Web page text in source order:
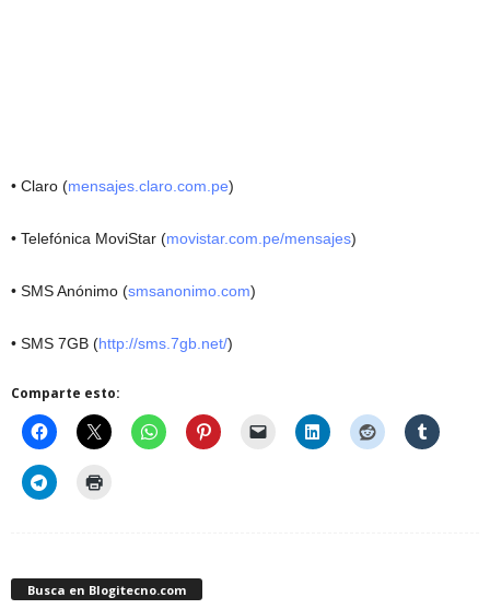
• Claro (mensajes.claro.com.pe)
• Telefónica MoviStar (movistar.com.pe/mensajes)
• SMS Anónimo (smsanonimo.com)
• SMS 7GB (http://sms.7gb.net/)
Comparte esto:
Busca en Blogitecno.com